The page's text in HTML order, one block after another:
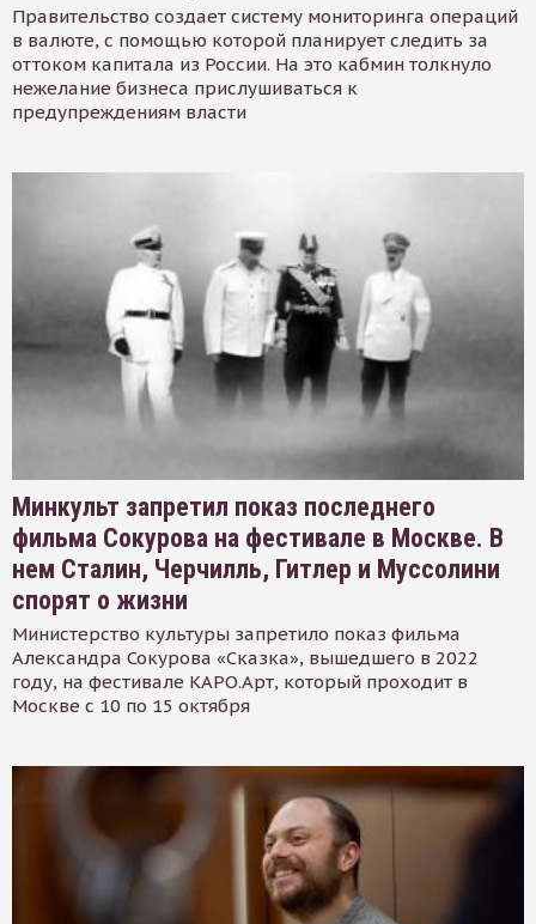
Правительство создает систему мониторинга операций
в валюте, с помощью которой планирует следить за
оттоком капитала из России. На это кабмин толкнуло
нежелание бизнеса прислушиваться к
предупреждениям власти
Минкульт запретил показ последнего
фильма Сокурова на фестивале в Москве. В
нем Сталин, Черчилль, Гитлер и Муссолини
спорят о жизни
Министерство культуры запретило показ фильма
Александра Сокурова «Сказка», вышедшего в 2022
году, на фестивале КАРО.Арт, который проходит в
Москве с 10 по 15 октября